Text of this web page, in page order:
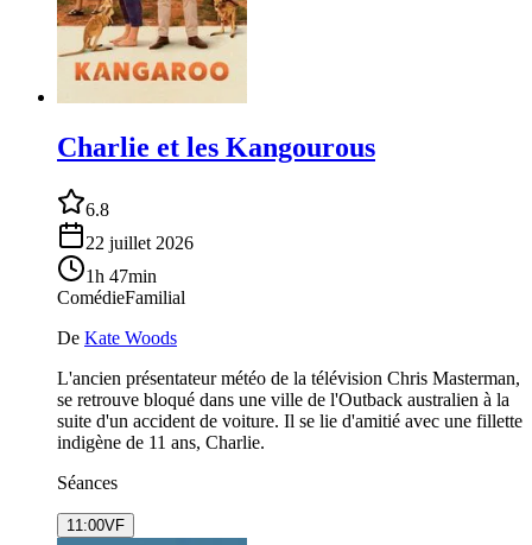
Charlie et les Kangourous
6.8
22 juillet 2026
1h 47min
ComédieFamilial
De Kate Woods
L'ancien présentateur météo de la télévision Chris Masterman,
se retrouve bloqué dans une ville de l'Outback australien à la
suite d'un accident de voiture. Il se lie d'amitié avec une fillette
indigène de 11 ans, Charlie.
Séances
11:00VF